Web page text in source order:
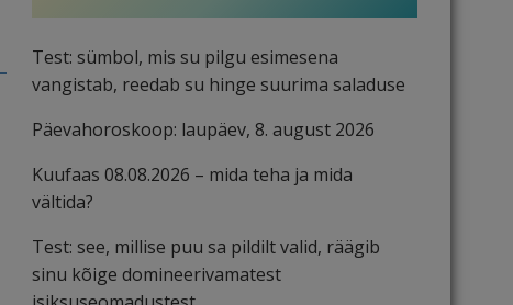
Test: sümbol, mis su pilgu esimesena
vangistab, reedab su hinge suurima saladuse
Päevahoroskoop: laupäev, 8. august 2026
Kuufaas 08.08.2026 – mida teha ja mida
vältida?
Test: see, millise puu sa pildilt valid, räägib
sinu kõige domineerivamatest